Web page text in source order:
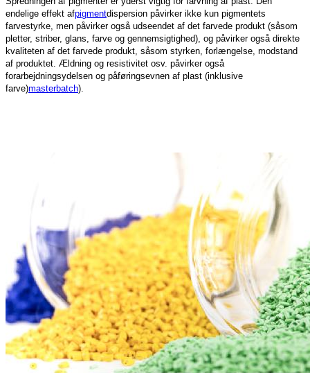
endelige effekt afpigmentdispersion påvirker ikke kun pigmentets
farvestyrke, men påvirker også udseendet af det farvede produkt (såsom
pletter, striber, glans, farve og gennemsigtighed), og påvirker også direkte
kvaliteten af ​​det farvede produkt, såsom styrken, forlængelse, modstand
af produktet. Ældning og resistivitet osv. påvirker også
forarbejdningsydelsen og påføringsevnen af ​​plast (inklusive
farve)masterbatch).